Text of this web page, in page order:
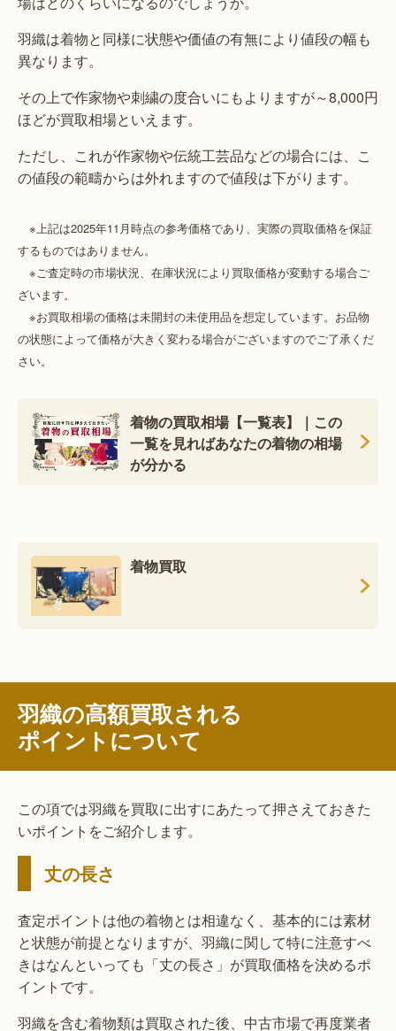
羽織は着物と同様に状態や価値の有無により値段の幅も
異なります。
その上で作家物や刺繍の度合いにもよりますが～8,000円
ほどが買取相場といえます。
ただし、これが作家物や伝統工芸品などの場合には、こ
の値段の範疇からは外れますので値段は下がります。
※上記は2025年11月時点の参考価格であり、実際の買取価格を保証
するものではありません。
※ご査定時の市場状況、在庫状況により買取価格が変動する場合ご
ざいます。
※お買取相場の価格は未開封の未使用品を想定しています。お品物
の状態によって価格が大きく変わる場合がございますのでご了承くだ
さい。
着物の買取相場【一覧表】｜この
一覧を見ればあなたの着物の相場
が分かる
着物買取
羽織の高額買取される
ポイントについて
この項では羽織を買取に出すにあたって押さえておきた
いポイントをご紹介します。
丈の長さ
査定ポイントは他の着物とは相違なく、基本的には素材
と状態が前提となりますが、羽織に関して特に注意すべ
きはなんといっても「丈の長さ」が買取価格を決めるポ
イントです。
羽織を含む着物類は買取された後、中古市場で再度業者